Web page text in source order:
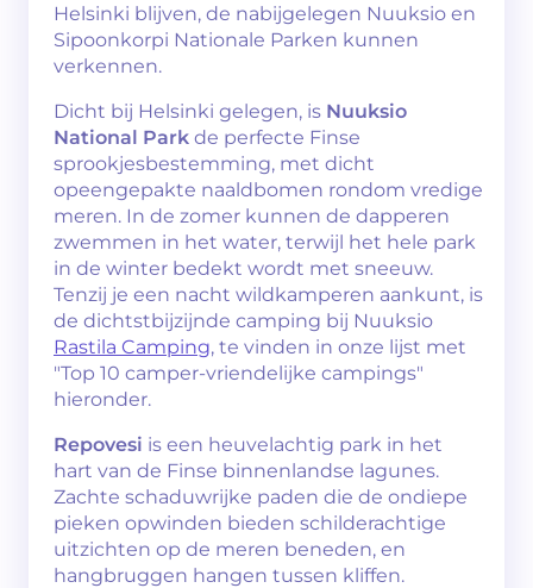
Helsinki blijven, de nabijgelegen Nuuksio en
Sipoonkorpi Nationale Parken kunnen
verkennen.
Dicht bij Helsinki gelegen, is Nuuksio
National Park de perfecte Finse
sprookjesbestemming, met dicht
opeengepakte naaldbomen rondom vredige
meren. In de zomer kunnen de dapperen
zwemmen in het water, terwijl het hele park
in de winter bedekt wordt met sneeuw.
Tenzij je een nacht wildkamperen aankunt, is
de dichtstbijzijnde camping bij Nuuksio
Rastila Camping, te vinden in onze lijst met
"Top 10 camper-vriendelijke campings"
hieronder.
Repovesi is een heuvelachtig park in het
hart van de Finse binnenlandse lagunes.
Zachte schaduwrijke paden die de ondiepe
pieken opwinden bieden schilderachtige
uitzichten op de meren beneden, en
hangbruggen hangen tussen kliffen.